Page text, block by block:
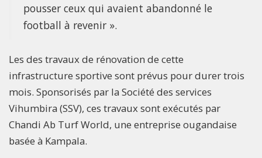
pousser ceux qui avaient abandonné le
football à revenir ».
Les des travaux de rénovation de cette
infrastructure sportive sont prévus pour durer trois
mois. Sponsorisés par la Société des services
Vihumbira (SSV), ces travaux sont exécutés par
Chandi Ab Turf World, une entreprise ougandaise
basée à Kampala.